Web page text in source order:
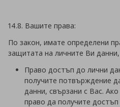
14.8. Вашите права:
По закон, имате определени
защитата на личните Ви
Право достъп до лични
получите потвърждение
данни, свързани с Вас.
право да получите